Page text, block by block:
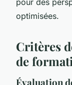
optimisées.
Critères
de
Évaluation